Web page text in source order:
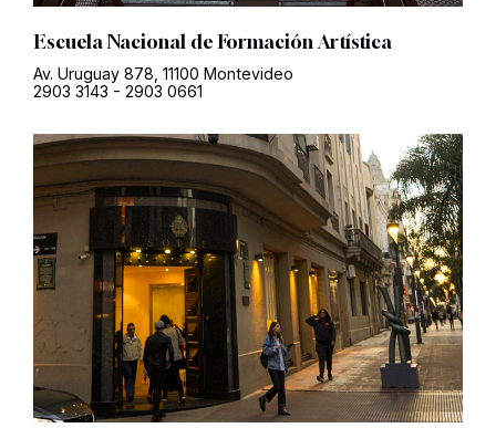
Escuela Nacional de Formación Artística
Av. Uruguay 878, 11100 Montevideo
2903 3143 - 2903 0661